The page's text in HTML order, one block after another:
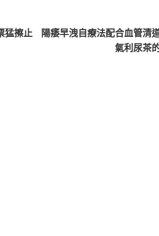
猛擦止
陽痿早洩自療法配合血管清
氣利尿茶